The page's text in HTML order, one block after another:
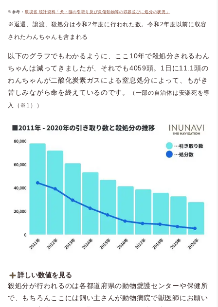
※参考： 環境省 統計資料「犬・猫の引取り及び負傷動物等の収容並びに処分の状況」
※返還、譲渡、殺処分は令和2年度に行われた数。令和2年度以前に収容
されたわんちゃんも含まれる
以下のグラフでもわかるように、ここ10年で殺処分されるわん
ちゃんは減ってきましたが、それでも4059頭。1日に11.1頭の
わんちゃんが二酸化炭素ガスによる窒息処分によって、もがき
苦しみながら命を終えているのです。
（一部の自治体は安楽死を導
入（※1））
詳しい数値を見る
年度 引き取り数 殺処分数
平成23年度
殺処分が行われるのは各都道府県の動物愛護センターや保健所
で、もちろんここには飼い主さんが動物病院で獣医師にお願い